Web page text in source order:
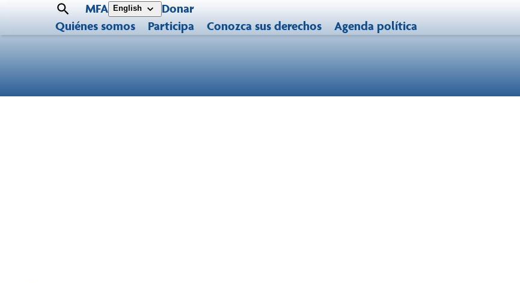
Quiénes somos Participa Conozca sus derechos Agenda política
MFA English Donar